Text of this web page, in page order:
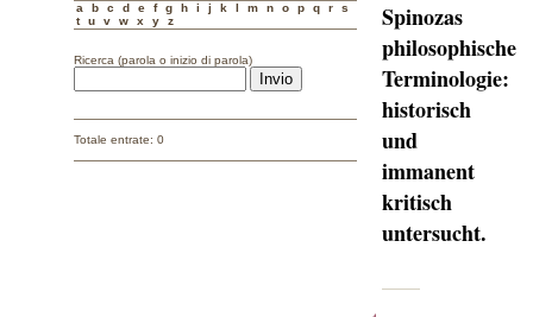
a b c d e f g h i j k l m n o p q r
s
t
u v w x y z
Ricerca (parola o inizio di parola)
Totale entrate: 0
Spinozas
philosophische
Terminologie:
historisch
und
immanent
kritisch
untersucht.